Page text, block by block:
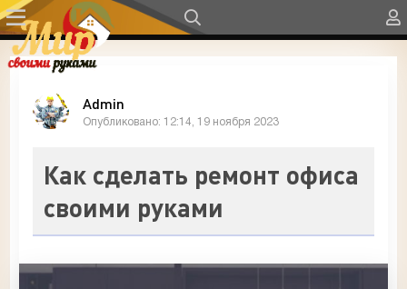
Admin
Опубликовано: 12:14, 19 ноября 2023
Как сделать ремонт офиса
своими руками